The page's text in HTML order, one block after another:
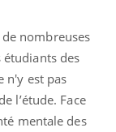
nombreuses
étudiants des
n'y est pas
l’étude. Face
mentale des